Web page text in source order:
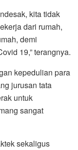
kita tidak
dari rumah,
demi
19,” terangnya.
kepedulian para
jurusan tata
untuk
sangat
sekaligus